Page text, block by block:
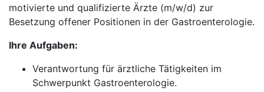
motivierte und qualifizierte Ärzte (m/w/d) zur
Besetzung offener Positionen in der Gastroenterologie.
Ihre Aufgaben:
Verantwortung für ärztliche Tätigkeiten im
Schwerpunkt Gastroenterologie.